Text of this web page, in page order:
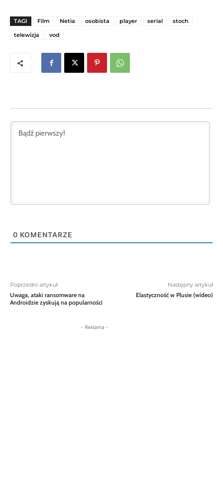
TAGI Film Netia osobista player serial
stoch
telewizja
vod
0 KOMENTARZE
Poprzedni artykuł
Uwaga, ataki ransomware na
Androidzie zyskują na popularności
Następny artykuł
Elastyczność w Plusie (wideo)
- Reklama -